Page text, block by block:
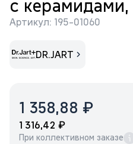
с
Артикул: 195-01060
DR.JART
1 358,88 ₽
1 316,42 ₽
При коллективном заказе